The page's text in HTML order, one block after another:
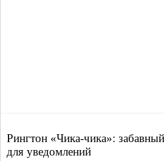
Рингтон «Чика-чика»:
для уведомлений